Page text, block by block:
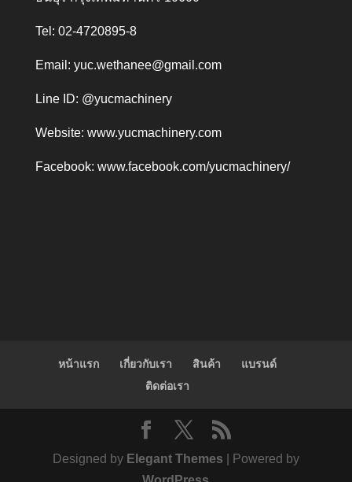
Tel: 02-4720895-8
Email: yuc.wethanee@gmail.com
Line ID: @yucmachinery
Website: www.yucmachinery.com
Facebook: www.facebook.com/yucmachinery/
หน้าแรก เกี่ยวกับเรา สินค้า
แบรนด์
ติดต่อเรา
Designed by Elegant Themes | Powered by